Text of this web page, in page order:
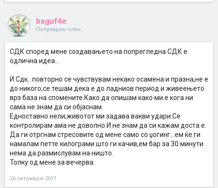
baguf4e
Популарен член
СДК според мене создавањето на попрегледна СДК е
одлична идеа...
И Сдк...повторно се чувствувам некако осамена и празна,не е
до никого,се тешам дека е до ладниов период и живеењето
врз база на спомените.Како да опишам како ми е кога ни
сама не знам да си објаснам.
Едноставно нели,животот ми задава вакви удари.Се
контролирам ама не доволно.И не знам да си кажам доста е.
Да ги отргнам стресовите од мене само со џогинг...ем ќе ги
намалам петте килограми што ги качив,ем бар за 30 минути
нема да размислувам на ништо.
Толку од мене за вечерва.
26 октомври 2011